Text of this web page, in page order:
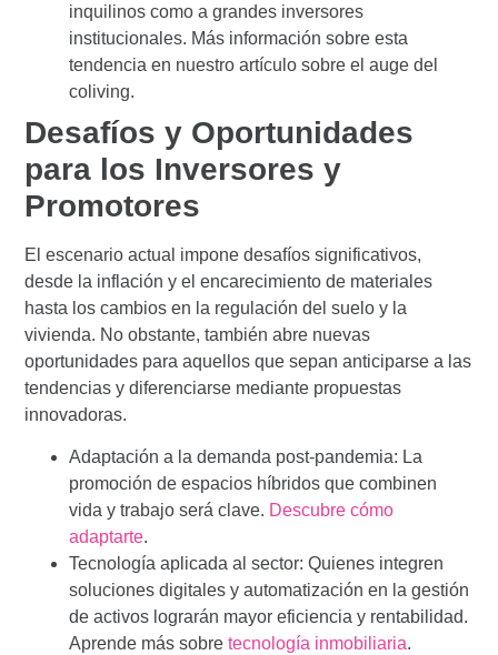
inquilinos como a grandes inversores
institucionales. Más información sobre esta
tendencia en nuestro artículo sobreel auge del
coliving.
Desafíos y Oportunidades
para los Inversores y
Promotores
El escenario actual impone desafíos significativos,
desde la inflación y el encarecimiento de materiales
hasta los cambios en la regulación del suelo y la
vivienda. No obstante, también abre nuevas
oportunidades para aquellos que sepan anticiparse a las
tendencias y diferenciarse mediante propuestas
innovadoras.
Adaptación a la demanda post-pandemia: La
promoción de espacios híbridos que combinen
vida y trabajo será clave. Descubre cómo
adaptarte.
Tecnología aplicada al sector: Quienes integren
soluciones digitales y automatización en la gestión
de activos lograrán mayor eficiencia y rentabilidad.
Aprende más sobretecnología inmobiliaria.